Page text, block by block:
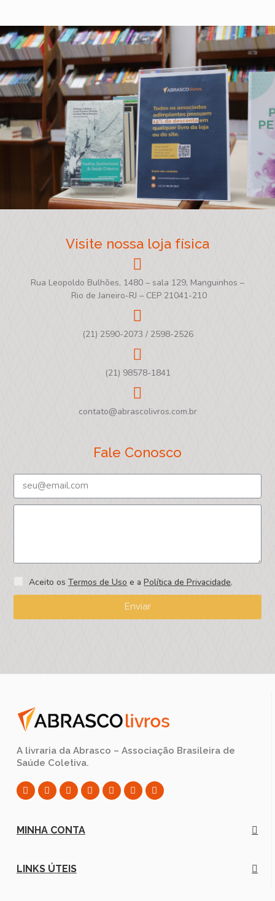
Visite nossa loja física
Rua Leopoldo Bulhões, 1480 – sala 129, Manguinhos –
Rio de Janeiro-RJ – CEP 21041-210
(21) 2590-2073 / 2598-2526
(21) 98578-1841
contato@abrascolivros.com.br
Fale Conosco
Aceito osTermos de Uso e aPolítica de Privacidade.
Enviar
A livraria da Abrasco – Associação Brasileira de
Saúde Coletiva.
MINHA CONTA
LINKS ÚTEIS